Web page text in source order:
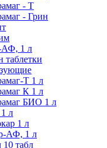
- Т
- Грин
АФ, 1 л
таблетки
Т 1 л
К 1 л
БИО 1 л
л
1 л
АФ, 1 л
табл